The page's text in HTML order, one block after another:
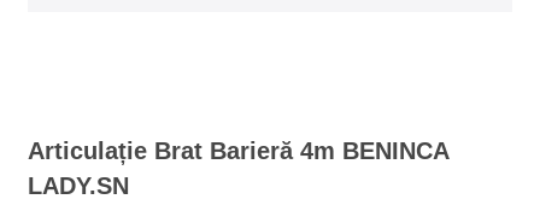
Articulație Brat Barieră 4m BENINCA
LADY.SN